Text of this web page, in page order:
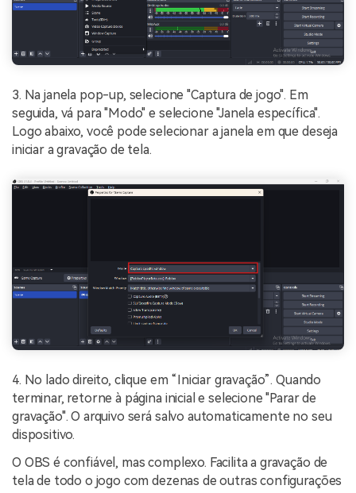
3. Na janela pop-up, selecione "Captura de jogo". Em
seguida, vá para "Modo" e selecione "Janela específica".
Logo abaixo, você pode selecionar a janela em que deseja
iniciar a gravação de tela.
4. No lado direito, clique em “Iniciar gravação”. Quando
terminar, retorne à página inicial e selecione "Parar de
gravação". O arquivo será salvo automaticamente no seu
dispositivo.
O OBS é confiável, mas complexo. Facilita a gravação de
tela de todo o jogo com dezenas de outras configurações